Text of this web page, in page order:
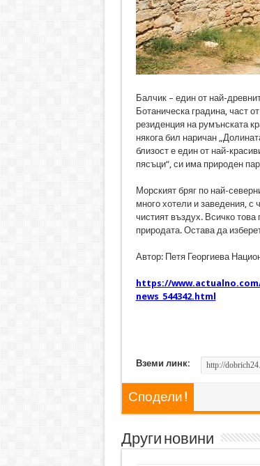
Балчик – един от най-
Ботаническа градина, част
резиденция на румънската
някога бил наричан
близост е един от най-
пясъци“, си има природен
Морският бряг по най-
много хотели и заведения, с
чистият въздух. Всичко
природата. Остава да
Автор: Петя Георгиева
https://
news_544342.html
Вземи линк:
Сподели !
Други новини